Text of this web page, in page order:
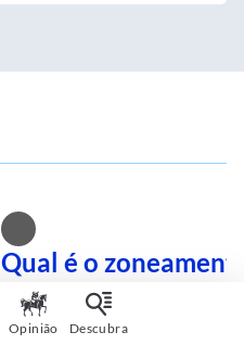
Qual é o
rua após tantas
Busque no mapa
Opinião Descubra